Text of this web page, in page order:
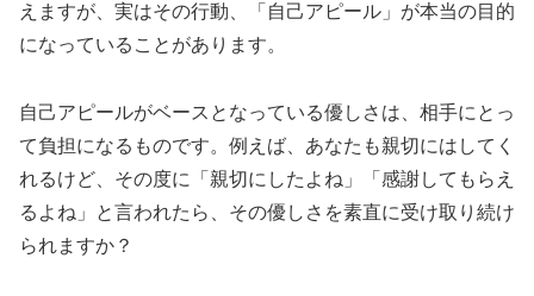
えますが、実はその行動、「自己アピール」が本当の目的
になっていることがあります。
自己アピールがベースとなっている優しさは、相手にとっ
て負担になるものです。例えば、あなたも親切にはしてく
れるけど、その度に「親切にしたよね」「感謝してもらえ
るよね」と言われたら、その優しさを素直に受け取り続け
られますか？